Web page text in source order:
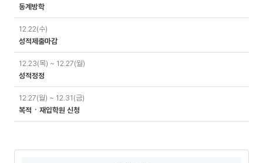
동계방학
12.22(수)
성적제출마감
12.23(목) ~ 12.27(월)
성적정정
12.27(월) ~ 12.31(금)
복적ㆍ재입학원 신청